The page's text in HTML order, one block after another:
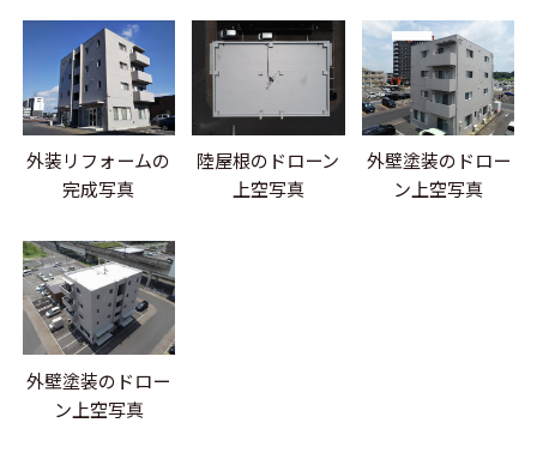
外装リフォームの
完成写真
陸屋根のドローン
上空写真
外壁塗装のドロー
ン上空写真
外壁塗装のドロー
ン上空写真